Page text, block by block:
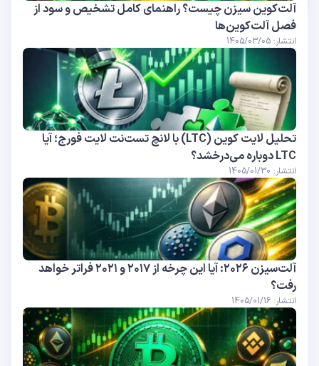
آلت‌کوین سیزن چیست؟ راهنمای کامل تشخیص و سود از
فصل آلت‌کوین‌ها
انتشار: 1405/03/05
تحلیل لایت‌ کوین (LTC) با لانچ تست‌نت لایت‌ فورج؛ آیا
LTC دوباره می‌درخشد؟
انتشار: 1405/01/30
آلت‌سیزن ۲۰۲۶: آیا این چرخه از ۲۰۱۷ و ۲۰۲۱ فراتر خواهد
رفت؟
انتشار: 1405/01/16